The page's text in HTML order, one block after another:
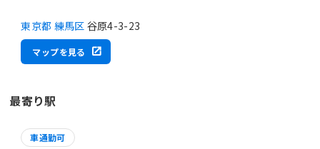
東京都 練馬区 谷原4-3-23
マップを見る
最寄り駅
車通勤可